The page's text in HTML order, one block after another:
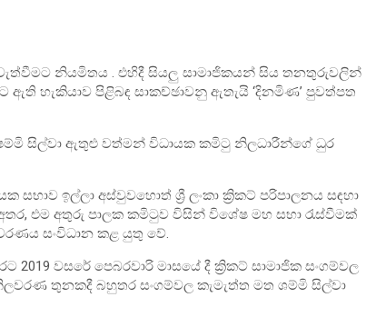
නියමිතය . එහිදී සියලු සාමා­ජි­ක­යන් සිය තන­තු­රු­ව­ලින්
ඇති හැකියාව පිළි­බඳ සාක­ච්ඡා­වනු ඇතැයි ‘දිනමිණ’ පුවත්පත
සිල්වා ඇතුළු වත්මන් විධා­යක කමිටු නිල­ධා­රීන්ගේ ධුර
ඉල්ලා අස්වුවහොත් ශ්‍රී ලංකා ක්‍රිකට් පරි­පා­ල­නය සඳහා
එම අතුරු පාලක කමි­ටුව විසින් විශේෂ මහ සභා රැස්වී­මක්
සංවි­ධාන කළ යුතු වේ.
වසරේ පෙබ­ර­වාරි මාසයේ දී ක්‍රිකට් සාමා­ජික සංග­ම්වල
තුනකදී බහු­තර සංග­ම්වල කැමැත්ත මත ශම්මි සිල්වා